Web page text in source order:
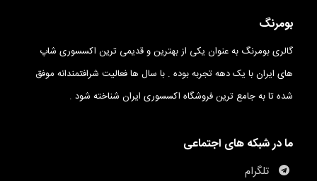
بومرنگ
گالری بومرنگ به عنوان یکی از بهترین و قدیمی ترین اکسسوری شاپ
های ایران با یک دهه تجربه بوده . با سال ها فعالیت شرافتمندانه موفق
شده تا به جامع ترین فروشگاه اکسسوری ایران شناخته شود .
ما در شبکه های اجتماعی
تلگرام